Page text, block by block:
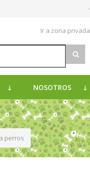
Ir a zona privada
NOSOTROS
perros